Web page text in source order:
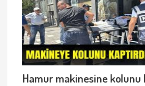
Hamur makinesine kolunu